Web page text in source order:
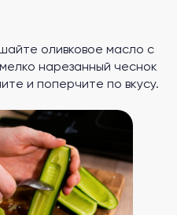
оливковое масло с
нарезанный чеснок
и поперчите по вкусу.